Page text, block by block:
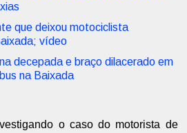
que deixou motociclista
vídeo
decepada e braço dilacerado em
na Baixada
o caso do motorista de